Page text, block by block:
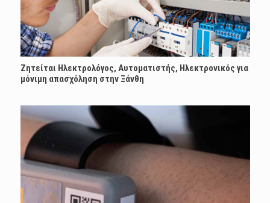
Ζητείται Ηλεκτρολόγος, Αυτοματιστής, Ηλεκτρονικός για
μόνιμη απασχόληση στην Ξάνθη